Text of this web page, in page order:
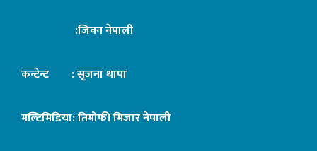
:जिबन नेपाली
कन्टेन्ट : सृजना थापा
मल्टिमिडिया: तिमोफी मिजार नेपाली